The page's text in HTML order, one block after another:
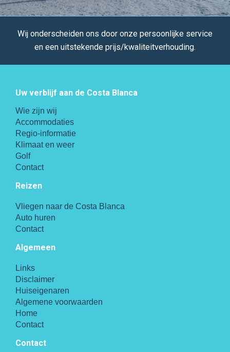
Wij onderscheiden ons door onze persoonlijke service
en een uitstekende prijs/kwaliteitverhouding.
Uw verblijf aan de Costa Blanca
Wie zijn wij
Accommodaties
Regio-informatie
Klimaat en weer
Golf
Contact
Reizen
Vliegen naar de Costa Blanca
Auto huren
Contact
Algemeen
Links
Disclaimer
Huiseigenaren
Algemene voorwaarden
Home
Contact
Contact